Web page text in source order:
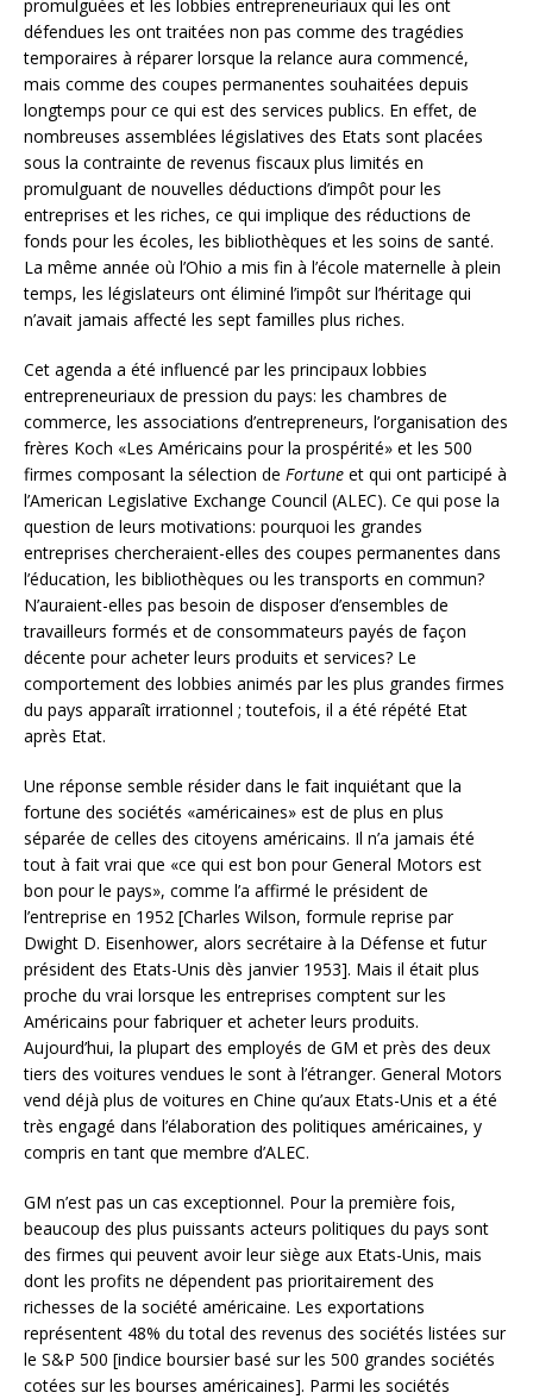
promulguées et les lobbies entrepreneuriaux qui les ont
défendues les ont traitées non pas comme des tragédies
temporaires à réparer lorsque la relance aura commencé,
mais comme des coupes permanentes souhaitées depuis
longtemps pour ce qui est des services publics. En effet, de
nombreuses assemblées législatives des Etats sont placées
sous la contrainte de revenus fiscaux plus limités en
promulguant de nouvelles déductions d’impôt pour les
entreprises et les riches, ce qui implique des réductions de
fonds pour les écoles, les bibliothèques et les soins de santé.
La même année où l’Ohio a mis fin à l’école maternelle à plein
temps, les législateurs ont éliminé l’impôt sur l’héritage qui
n’avait jamais affecté les sept familles plus riches.
Cet agenda a été influencé par les principaux lobbies
entrepreneuriaux de pression du pays: les chambres de
commerce, les associations d’entrepreneurs, l’organisation des
frères Koch «Les Américains pour la prospérité» et les 500
firmes composant la sélection de Fortune et qui ont participé à
l’American Legislative Exchange Council (ALEC). Ce qui pose la
question de leurs motivations: pourquoi les grandes
entreprises chercheraient-elles des coupes permanentes dans
l’éducation, les bibliothèques ou les transports en commun?
N’auraient-elles pas besoin de disposer d’ensembles de
travailleurs formés et de consommateurs payés de façon
décente pour acheter leurs produits et services? Le
comportement des lobbies animés par les plus grandes firmes
du pays apparaît irrationnel ; toutefois, il a été répété Etat
après Etat.
Une réponse semble résider dans le fait inquiétant que la
fortune des sociétés «américaines» est de plus en plus
séparée de celles des citoyens américains. Il n’a jamais été
tout à fait vrai que «ce qui est bon pour General Motors est
bon pour le pays», comme l’a affirmé le président de
l’entreprise en 1952 [Charles Wilson, formule reprise par
Dwight D. Eisenhower, alors secrétaire à la Défense et futur
président des Etats-Unis dès janvier 1953]. Mais il était plus
proche du vrai lorsque les entreprises comptent sur les
Américains pour fabriquer et acheter leurs produits.
Aujourd’hui, la plupart des employés de GM et près des deux
tiers des voitures vendues le sont à l’étranger. General Motors
vend déjà plus de voitures en Chine qu’aux Etats-Unis et a été
très engagé dans l’élaboration des politiques américaines, y
compris en tant que membre d’ALEC.
GM n’est pas un cas exceptionnel. Pour la première fois,
beaucoup des plus puissants acteurs politiques du pays sont
des firmes qui peuvent avoir leur siège aux Etats-Unis, mais
dont les profits ne dépendent pas prioritairement des
richesses de la société américaine. Les exportations
représentent 48% du total des revenus des sociétés listées sur
le S&P 500 [indice boursier basé sur les 500 grandes sociétés
cotées sur les bourses américaines]. Parmi les sociétés